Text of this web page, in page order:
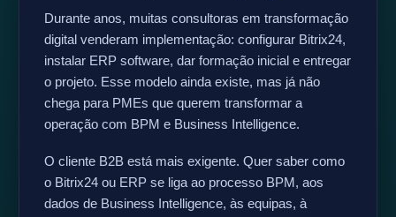
Durante anos, muitas consultoras em transformação
digital venderam implementação: configurar Bitrix24,
instalar ERP software, dar formação inicial e entregar
o projeto. Esse modelo ainda existe, mas já não
chega para PMEs que querem transformar a
operação com BPM e Business Intelligence.
O cliente B2B está mais exigente. Quer saber como
o Bitrix24 ou ERP se liga ao processo BPM, aos
dados de Business Intelligence, às equipas, à